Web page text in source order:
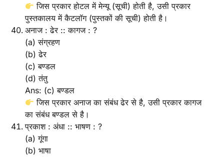
जिस प्रकार होटल में मेन्यू (सूची) होती है, उसी प्रकार
पुस्तकालय में कैटलॉग (पुस्तकों की सूची) होती है।
अनाज : ढेर :: कागज : ?
(a) संग्रहण
(b) ढेर
(c) बण्डल
(d) तंतु
Ans: (c) बण्डल
जिस प्रकार अनाज का संबंध ढेर से है, उसी प्रकार कागज
का संबंध बण्डल से है।
प्रकाश : अंधा :: भाषण : ?
(a) गूंगा
(b) भाषा